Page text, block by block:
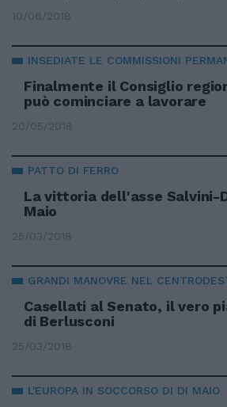
10/06/2018
INSEDIATE LE COMMISSIONI
Finalmente il Consiglio
può cominciare a lavorare
20/05/2018
PATTO DI FERRO
La vittoria dell'asse Salvini-
Maio
25/03/2018
GRANDI MANOVRE NEL
Casellati al Senato, il vero
di Berlusconi
25/03/2018
L'EUROPA IN SOCCORSO DI DI MAIO